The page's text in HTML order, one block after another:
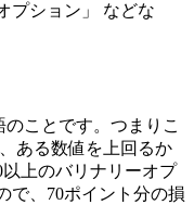
プション」 などな
ことです。つまりこ
ある数値を上回るか
上のバリナリーオプ
で、70ポイント分の損